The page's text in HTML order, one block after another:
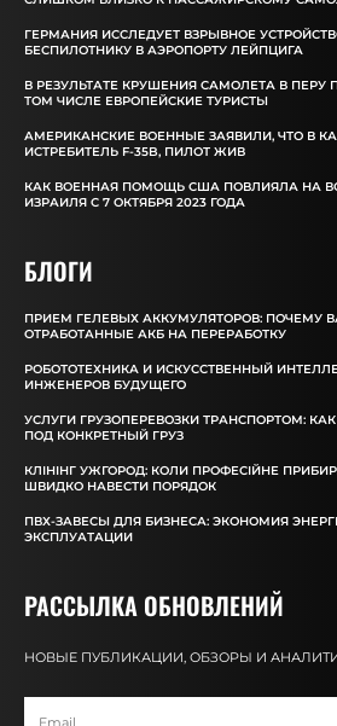
ГЕРМАНИЯ ИССЛЕДУЕТ ВЗРЫВНОЕ
БЕСПИЛОТНИКУ В АЭРОПОРТУ ЛЕЙПЦИГА
В РЕЗУЛЬТАТЕ КРУШЕНИЯ САМОЛЕТА В ПЕРУ
ТОМ ЧИСЛЕ ЕВРОПЕЙСКИЕ ТУРИСТЫ
АМЕРИКАНСКИЕ ВОЕННЫЕ ЗАЯВИЛИ, ЧТО В
ИСТРЕБИТЕЛЬ F-35B, ПИЛОТ ЖИВ
КАК ВОЕННАЯ ПОМОЩЬ США ПОВЛИЯЛА НА
ИЗРАИЛЯ С 7 ОКТЯБРЯ 2023 ГОДА
БЛОГИ
ПРИЕМ ГЕЛЕВЫХ АККУМУЛЯТОРОВ: ПОЧЕМУ
ОТРАБОТАННЫЕ АКБ НА ПЕРЕРАБОТКУ
РОБОТОТЕХНИКА И ИСКУССТВЕННЫЙ
ИНЖЕНЕРОВ БУДУЩЕГО
УСЛУГИ ГРУЗОПЕРЕВОЗКИ ТРАНСПОРТОМ:
ПОД КОНКРЕТНЫЙ ГРУЗ
КЛІНІНГ УЖГОРОД: КОЛИ ПРОФЕСІЙНЕ
ШВИДКО НАВЕСТИ ПОРЯДОК
ПВХ-ЗАВЕСЫ ДЛЯ БИЗНЕСА: ЭКОНОМИЯ
ЭКСПЛУАТАЦИИ
РАССЫЛКА ОБНОВЛЕНИЙ
НОВЫЕ ПУБЛИКАЦИИ, ОБЗОРЫ И